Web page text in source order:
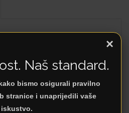
podesivom teleskopskom
ove lampe je od mermera.
za uključivanje i
grlo, što vam
×
Naš standard.
bismo osigurali pravilno
stranice i unaprijedili vaše
iskustvo.